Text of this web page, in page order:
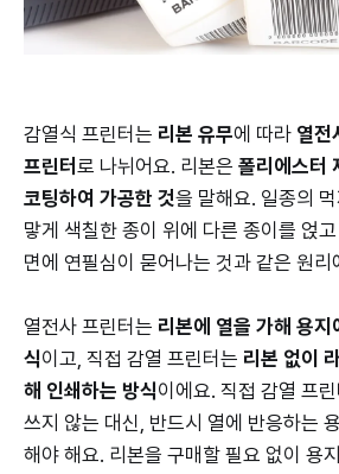
감열식 프린터는 리본 유무에 따라 열전
프린터 로 나뉘어요. 리본은 폴리에스터
코팅하여 가공한 것을 말해요. 일종의
맣게 색칠한 종이 위에 다른 종이를 얹
면에 연필심이 묻어나는 것과 같은 원리
열전사 프린터는 리본에 열을 가해 용
식이고, 직접 감열 프린터는 리본 없이
해 인쇄하는 방식이에요. 직접 감열 프
쓰지 않는 대신, 반드시 열에 반응하는
해야 해요. 리본을 구매할 필요 없이 용